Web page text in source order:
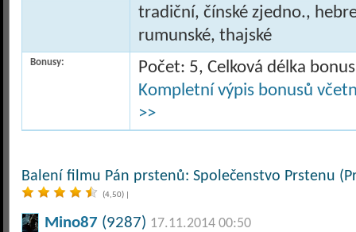
tradiční, čínské zjedno.,
rumunské, thajské
Bonusy:
Počet: 5, Celková délka
Kompletní výpis bonusů
>>
Balení filmu Pán prstenů: Společenstvo Prstenu
(4,50)
Mino87 (9287) 17.11.2014 00:50